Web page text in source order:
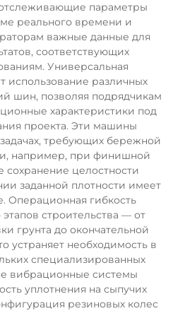
параметры
реального времени и
важные данные для
соответствующих
Универсальная
использование различных
шин, позволяя подрядчикам
характеристики под
проекта. Эти машины
требующих бережной
например, при финишной
сохранение целостности
заданной плотности имеет
Операционная гибкость
строительства — от
грунта до окончательной
устраняет необходимость в
специализированных
вибрационные системы
уплотнения на сыпучих
резиновых колес